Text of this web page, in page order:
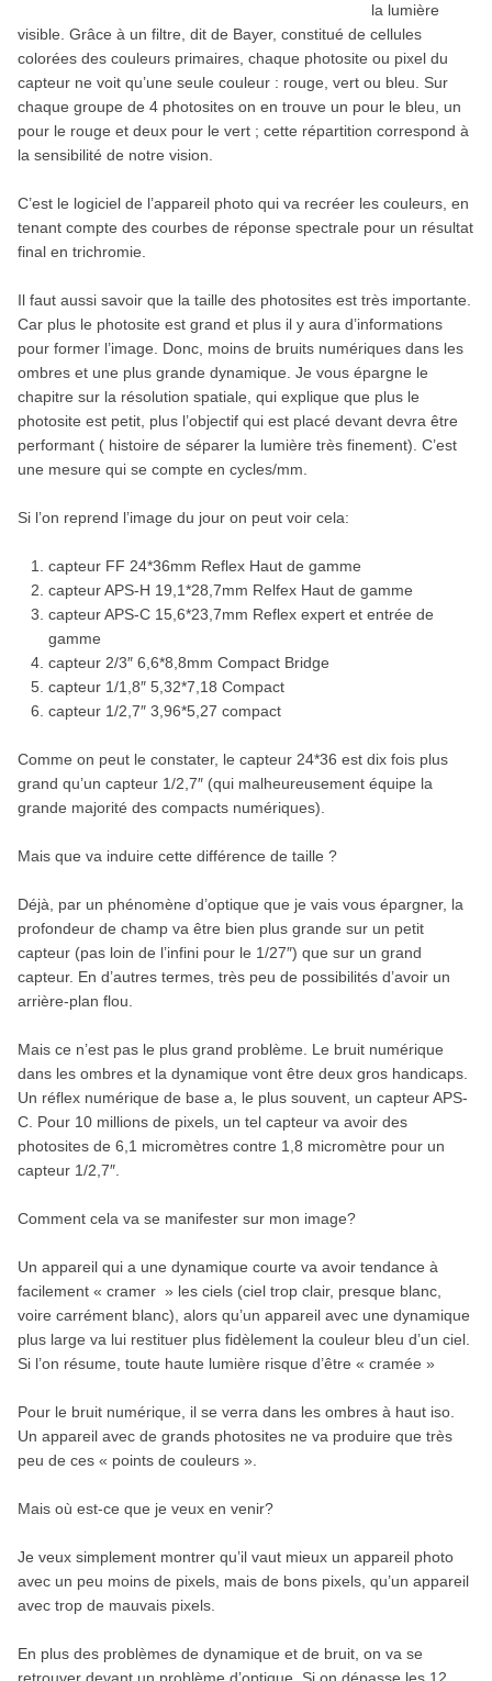
la lumière
visible. Grâce à un filtre, dit de Bayer, constitué de cellules
colorées des couleurs primaires, chaque photosite ou pixel du
capteur ne voit qu’une seule couleur : rouge, vert ou bleu. Sur
chaque groupe de 4 photosites on en trouve un pour le bleu, un
pour le rouge et deux pour le vert ; cette répartition correspond à
la sensibilité de notre vision.
C’est le logiciel de l’appareil photo qui va recréer les couleurs, en
tenant compte des courbes de réponse spectrale pour un résultat
final en trichromie.
Il faut aussi savoir que la taille des photosites est très importante.
Car plus le photosite est grand et plus il y aura d’informations
pour former l’image. Donc, moins de bruits numériques dans les
ombres et une plus grande dynamique. Je vous épargne le
chapitre sur la résolution spatiale, qui explique que plus le
photosite est petit, plus l’objectif qui est placé devant devra être
performant ( histoire de séparer la lumière très finement). C’est
une mesure qui se compte en cycles/mm.
Si l’on reprend l’image du jour on peut voir cela:
capteur FF 24*36mm Reflex Haut de gamme
capteur APS-H 19,1*28,7mm Relfex Haut de gamme
capteur APS-C 15,6*23,7mm Reflex expert et entrée de
gamme
capteur 2/3″ 6,6*8,8mm Compact Bridge
capteur 1/1,8″ 5,32*7,18 Compact
capteur 1/2,7″ 3,96*5,27 compact
Comme on peut le constater, le capteur 24*36 est dix fois plus
grand qu’un capteur 1/2,7″ (qui malheureusement équipe la
grande majorité des compacts numériques).
Mais que va induire cette différence de taille ?
Déjà, par un phénomène d’optique que je vais vous épargner, la
profondeur de champ va être bien plus grande sur un petit
capteur (pas loin de l’infini pour le 1/27″) que sur un grand
capteur. En d’autres termes, très peu de possibilités d’avoir un
arrière-plan flou.
Mais ce n’est pas le plus grand problème. Le bruit numérique
dans les ombres et la dynamique vont être deux gros handicaps.
Un réflex numérique de base a, le plus souvent, un capteur APS-
C. Pour 10 millions de pixels, un tel capteur va avoir des
photosites de 6,1 micromètres contre 1,8 micromètre pour un
capteur 1/2,7″.
Comment cela va se manifester sur mon image?
Un appareil qui a une dynamique courte va avoir tendance à
facilement « cramer » les ciels (ciel trop clair, presque blanc,
voire carrément blanc), alors qu’un appareil avec une dynamique
plus large va lui restituer plus fidèlement la couleur bleu d’un ciel.
Si l’on résume, toute haute lumière risque d’être « cramée »
Pour le bruit numérique, il se verra dans les ombres à haut iso.
Un appareil avec de grands photosites ne va produire que très
peu de ces « points de couleurs ».
Mais où est-ce que je veux en venir?
Je veux simplement montrer qu’il vaut mieux un appareil photo
avec un peu moins de pixels, mais de bons pixels, qu’un appareil
avec trop de mauvais pixels.
En plus des problèmes de dynamique et de bruit, on va se